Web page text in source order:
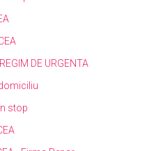
DE URGENTA
stop